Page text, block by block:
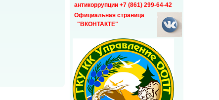
антикоррупции +7 (861) 299-64-42
Официальная страница
"ВКОНТАКТЕ"